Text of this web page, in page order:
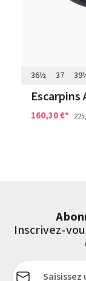
36½ 37
Escarpins
160,30 €*
Inscrivez-
Adresse e-mail*